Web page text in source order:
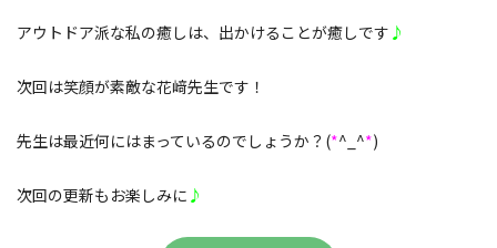
アウトドア派な私の癒しは、出かけることが癒しです ♪
次回は笑顔が素敵な花﨑先生です！
先生は最近何にはまっているのでしょうか？(*^_^*)
次回の更新もお楽しみに ♪